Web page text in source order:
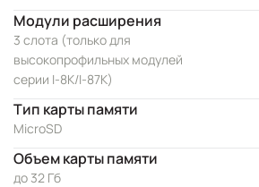
Модули расширения
3 слота (только для
высокопрофильных модулей
серии I-8K/I-87K)
Тип карты памяти
MicroSD
Объем карты памяти
до 32 Гб